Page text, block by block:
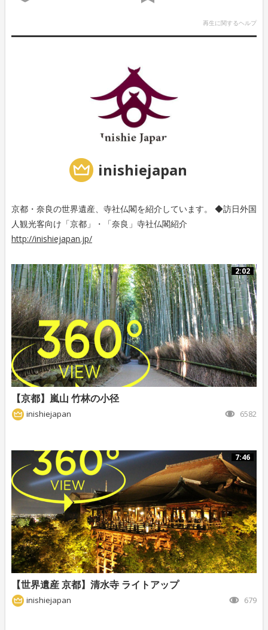
再生に関するヘルプ
inishiejapan
京都・奈良の世界遺産、寺社仏閣を紹介しています。 ◆訪日外国
人観光客向け「京都」・「奈良」寺社仏閣紹介
http://inishiejapan.jp/
2:02
【京都】嵐山 竹林の小径
inishiejapan 6582
7:46
【世界遺産 京都】清水寺 ライトアップ
inishiejapan 679